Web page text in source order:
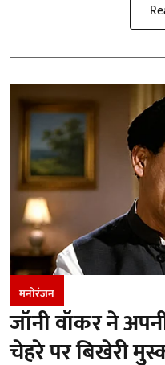
मनोरंजन
जॉनी वॉकर ने
चेहरे पर बिखेरी